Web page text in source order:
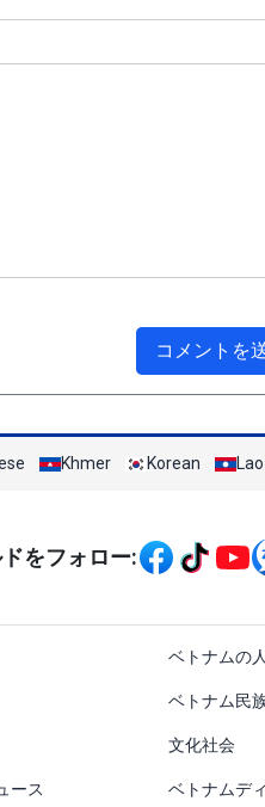
コメントを
Khmer Korean Lao
をフォロー:
tiếngベトナムの
ベトナム民
文化社会
ース ベトナムデ